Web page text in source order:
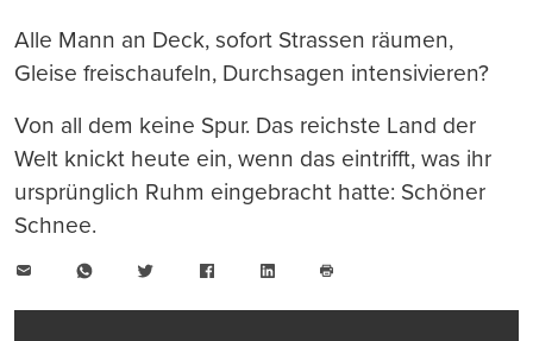
Alle Mann an Deck, sofort Strassen räumen,
Gleise freischaufeln, Durchsagen intensivieren?
Von all dem keine Spur. Das reichste Land der
Welt knickt heute ein, wenn das eintrifft, was ihr
ursprünglich Ruhm eingebracht hatte: Schöner
Schnee.
WhatsAppTwitter FacebookLinkedIn
drucken